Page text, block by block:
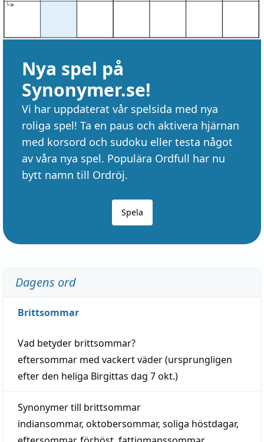
Nya spel på
Synonymer.se!
Vi har uppdaterat vår spelsida med nya
roliga spel! Ta en paus och aktivera hjärnan
med korsord och sudoku eller testa något
av våra nya spel. Populära Ordfull har nu
bytt namn till Ordröj.
Spela
Dagens ord
Brittsommar
Vad betyder brittsommar?
eftersommar med vackertväder(ursprungligen
efter den heliga Birgittas dag 7 okt.)
Synonymer till brittsommar
indiansommar, oktobersommar, soliga höstdagar,